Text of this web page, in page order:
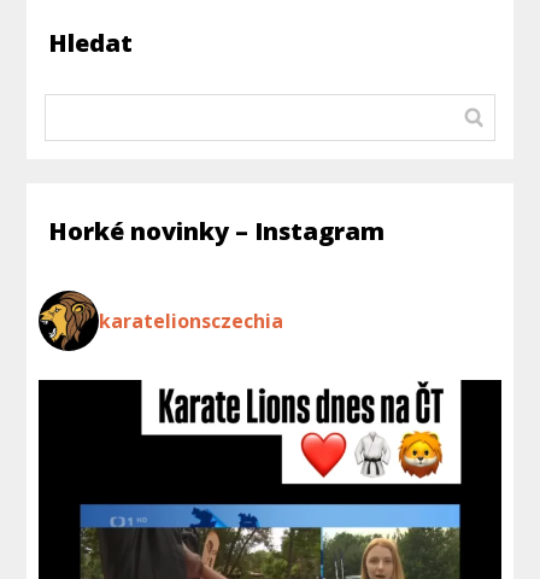
Hledat
Horké novinky – Instagram
karatelionsczechia